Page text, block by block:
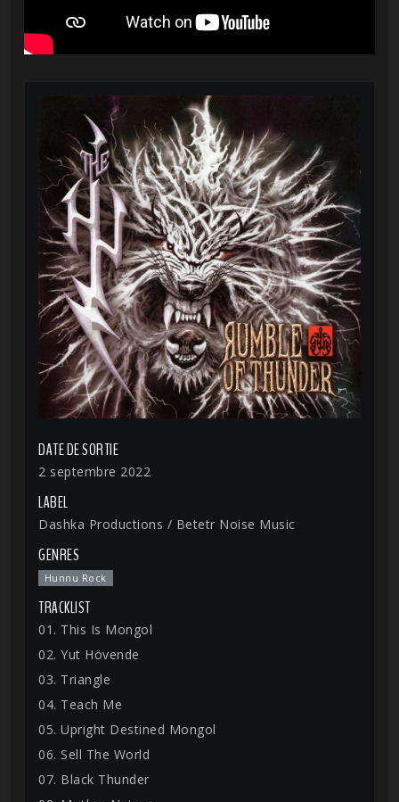
DATE DE SORTIE
2 septembre 2022
LABEL
Dashka Productions / Betetr Noise Music
GENRES
Hunnu Rock
TRACKLIST
01. This Is Mongol
02. Yut Hövende
03. Triangle
04. Teach Me
05. Upright Destined Mongol
06. Sell The World
07. Black Thunder